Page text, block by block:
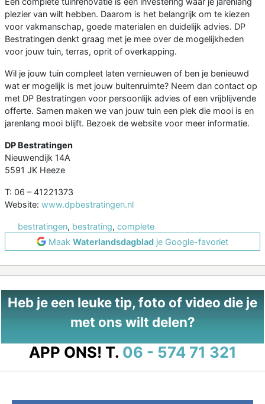
plezier van wilt hebben. Daarom is het belangrijk om te kiezen
voor vakmanschap, goede materialen en duidelijk advies. DP
Bestratingen denkt graag met je mee over de mogelijkheden
voor jouw tuin, terras, oprit of overkapping.
Wil je jouw tuin compleet laten vernieuwen of ben je benieuwd
wat er mogelijk is met jouw buitenruimte? Neem dan contact op
met DP Bestratingen voor persoonlijk advies of een vrijblijvende
offerte. Samen maken we van jouw tuin een plek die mooi is en
jarenlang mooi blijft. Bezoek de website voor meer informatie.
DP Bestratingen
Nieuwendijk 14A
5591 JK Heeze
T: 06 – 41221373
Website: www.dpbestratingen.nl
bestratingen, bestrating, complete
Maak Waterlandsdagblad je Google-favoriet
Heb je een leuke tip, foto of video die je
met ons wilt delen?
APP ONS! T. 06 - 574 71 321